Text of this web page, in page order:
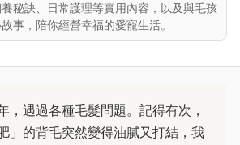
秘訣、日常護理等實用內容，以及與毛孩
事，陪你經營幸福的愛寵生活。
，遇過各種毛髮問題。記得有次，
」的背毛突然變得油膩又打結，我